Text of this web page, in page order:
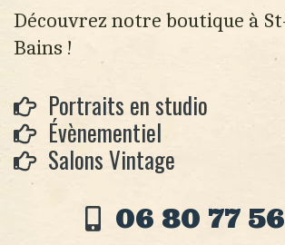
Découvrez notre boutique à
Bains !
Portraits en studio
Évènementiel
Salons Vintage
06 80 77